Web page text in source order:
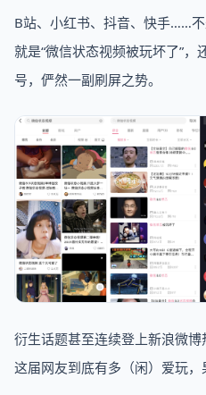
B站、小红书、抖音、快手……不
就是“微信状态视频被玩坏了”
号，俨然一副刷屏之势。
衍生话题甚至连续登上新浪微博
这届网友到底有多（闲）爱玩，